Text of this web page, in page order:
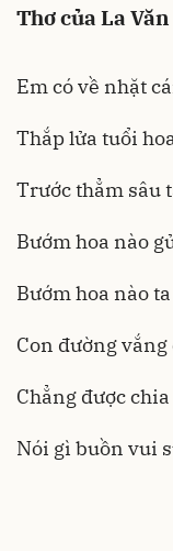
Thơ của La
Em có về nhặt
Thắp lửa tuổi
Trước thẳm sâu
Bướm hoa nào
Bướm hoa nào
Con đường
Chẳng được
Nói gì buồn vui